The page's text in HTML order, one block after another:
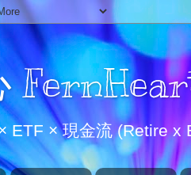
ETF × 現金流 (Retire x